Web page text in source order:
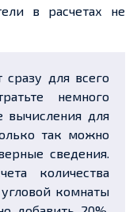
в расчетах не
для всего
немного
вычисления для
так можно
сведения.
количества
комнаты